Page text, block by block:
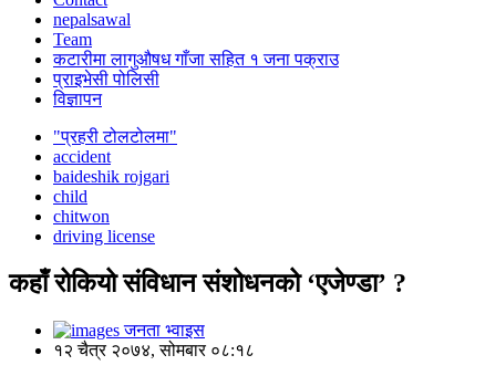
nepalsawal
Team
कटारीमा लागुऔषध गाँजा सहित १ जना पक्राउ
प्राइभेसी पोलिसी
विज्ञापन
"प्रहरी टोलटोलमा"
accident
baideshik rojgari
child
chitwon
driving license
कहाँ रोकियो संविधान संशोधनको ‘एजेण्डा’ ?
जनता भ्वाइस
१२ चैत्र २०७४, सोमबार ०८:१८